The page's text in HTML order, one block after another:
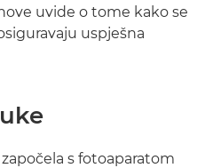
uvide o tome kako se
uspješna
s fotoaparatom